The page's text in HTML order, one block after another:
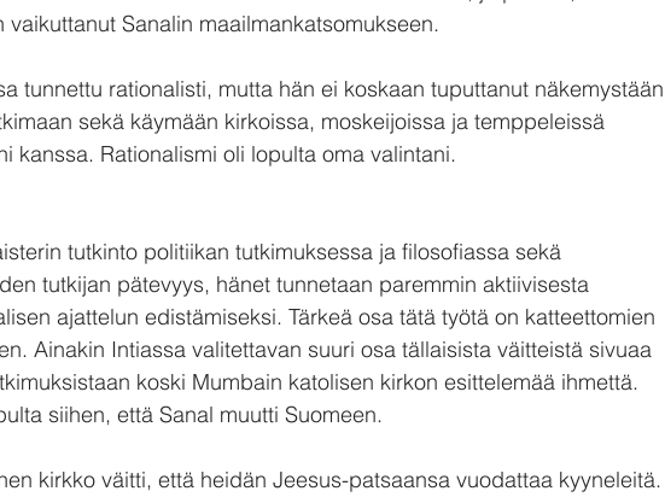
vaikuttanut Sanalin maailmankatsomukseen.
tunnettu rationalisti, mutta hän ei koskaan tuputtanut näkemystään
sekä käymään kirkoissa, moskeijoissa ja temppeleissä
kanssa. Rationalismi oli lopulta oma valintani.
tutkinto politiikan tutkimuksessa ja filosofiassa sekä
tutkijan pätevyys, hänet tunnetaan paremmin aktiivisesta
ajattelun edistämiseksi. Tärkeä osa tätä työtä on katteettomien
Ainakin Intiassa valitettavan suuri osa tällaisista väitteistä sivuaa
koski Mumbain katolisen kirkon esittelemää ihmettä.
siihen, että Sanal muutti Suomeen.
kirkko väitti, että heidän Jeesus-patsaansa vuodattaa kyyneleitä.